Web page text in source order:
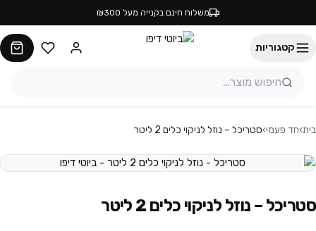
משלוח חינם בקנייה מעל ₪300
קטגוריות
בית›חד פעמי›סטריכל – נוזל לניקוי כלים 2 ליטר
סטריכל – נוזל לניקוי כלים 2 ליטר